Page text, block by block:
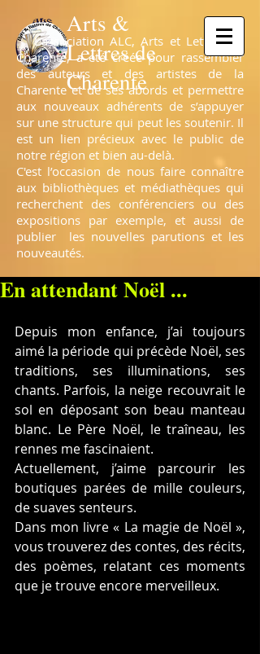
Arts &
Lettres de
Charente
L’association ALC, Arts et Lettres de
Charente, a été créée pour rassembler
des auteurs et des artistes de la
Charente et de ses abords et permettre
aux nouveaux adhérents de s’appuyer
sur une structure qui peut les soutenir. Il
est un lien précieux avec le public de
notre région et bien au-delà.
C'est l’occasion de nous faire connaître
aux bibliothèques et médiathèques qui
recherchent des conférenciers ou des
expositions par exemple, et aussi de
publier les nouvelles parutions et les
nouveautés.
En attendant Noël ...
Depuis mon enfance, j’ai toujours
aimé la période qui précède Noël, ses
traditions, ses illuminations, ses
chants. Parfois, la neige recouvrait le
sol en déposant son beau manteau
blanc. Le Père Noël, le traîneau, les
rennes me fascinaient.
Actuellement, j’aime parcourir les
boutiques parées de mille couleurs,
de suaves senteurs.
Dans mon livre « La magie de Noël »,
vous trouverez des contes, des récits,
des poèmes, relatant ces moments
que je trouve encore merveilleux.